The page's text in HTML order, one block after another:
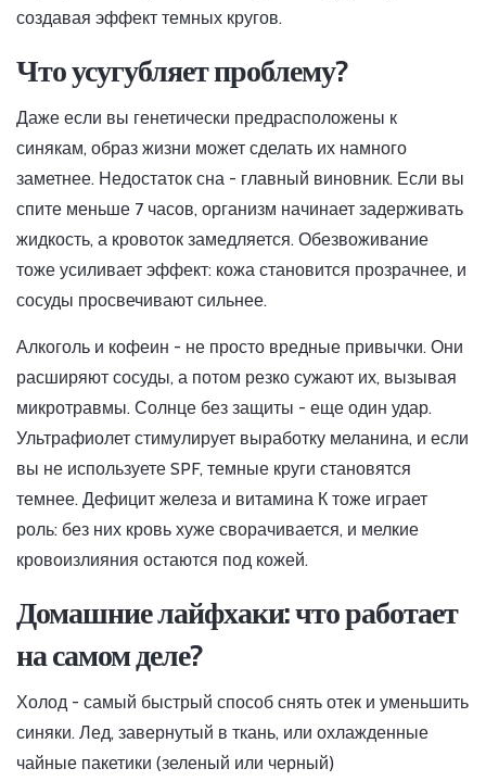
создавая эффект темных кругов.
Что усугубляет проблему?
Даже если вы генетически предрасположены к
синякам, образ жизни может сделать их намного
заметнее. Недостаток сна - главный виновник. Если вы
спите меньше 7 часов, организм начинает задерживать
жидкость, а кровоток замедляется. Обезвоживание
тоже усиливает эффект: кожа становится прозрачнее, и
сосуды просвечивают сильнее.
Алкоголь и кофеин - не просто вредные привычки. Они
расширяют сосуды, а потом резко сужают их, вызывая
микротравмы. Солнце без защиты - еще один удар.
Ультрафиолет стимулирует выработку меланина, и если
вы не используете SPF, темные круги становятся
темнее. Дефицит железа и витамина К тоже играет
роль: без них кровь хуже сворачивается, и мелкие
кровоизлияния остаются под кожей.
Домашние лайфхаки: что работает
на самом деле?
Холод - самый быстрый способ снять отек и уменьшить
синяки. Лед, завернутый в ткань, или охлажденные
чайные пакетики (зеленый или черный)